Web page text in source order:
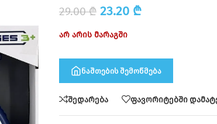
29.00₾ 23.20 ₾
არ არის მარაგში
ნაშთების შემოწმება
შედარება ფავორიტებში